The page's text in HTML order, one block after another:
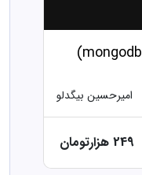
امیرحسین بیگدلو
249 هزارتومان